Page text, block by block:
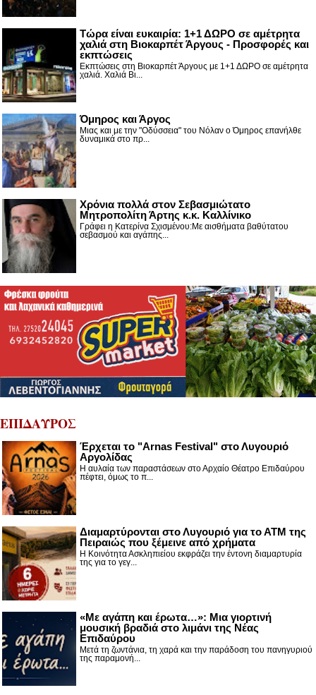
Τώρα είναι ευκαιρία: 1+1 ΔΩΡΟ σε αμέτρητα
χαλιά στη Βιοκαρπέτ Άργους - Προσφορές και
εκπτώσεις
Εκπτώσεις στη Βιοκαρπέτ Άργους με 1+1 ΔΩΡΟ σε αμέτρητα
χαλιά. Χαλιά Βι...
Όμηρος και Άργος
Μιας και με την "Οδύσσεια" του Νόλαν ο Όμηρος επανήλθε
δυναμικά στο πρ...
Χρόνια πολλά στον Σεβασμιώτατο
Μητροπολίτη Άρτης κ.κ. Καλλίνικο
Γράφει η Κατερίνα Σχισμένου:Με αισθήματα βαθύτατου
σεβασμού και αγάπης...
ΕΠΙΔΑΥΡΟΣ
Έρχεται το "Arnas Festival" στο Λυγουριό
Αργολίδας
Η αυλαία των παραστάσεων στο Αρχαίο Θέατρο Επιδαύρου
πέφτει, όμως το π...
Διαμαρτύρονται στο Λυγουριό για το ΑΤΜ της
Πειραιώς που ξέμεινε από χρήματα
Η Κοινότητα Ασκληπιείου εκφράζει την έντονη διαμαρτυρία
της για το γεγ...
«Με αγάπη και έρωτα…»: Μια γιορτινή
μουσική βραδιά στο λιμάνι της Νέας
Επιδαύρου
Μετά τη ζωντάνια, τη χαρά και την παράδοση του πανηγυριού
της παραμονή...